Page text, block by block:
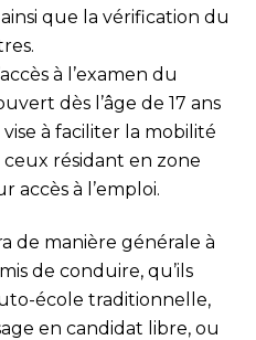
que la vérification du
à l’examen du
dès l’âge de 17 ans
à faciliter la mobilité
résidant en zone
accès à l’emploi.
de manière générale à
de conduire, qu’ils
école traditionnelle,
en candidat libre, ou